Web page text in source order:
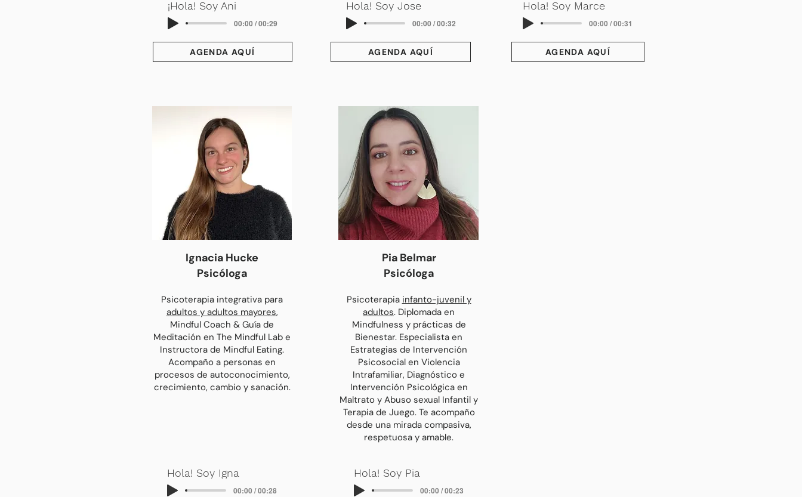
¡Hola! Soy Ani
00:00 / 00:29
AGENDA AQUÍ
Ignacia Hucke
Psicóloga
Psicoterapia integrativa para
adultos y adultos mayores,
Mindful Coach & Guía de
Meditación en The Mindful Lab e
Instructora de Mindful Eating.
Acompaño a personas en
procesos de autoconocimiento,
crecimiento, cambio y sanación.
Hola! Soy Igna
00:00 / 00:28
Hola! Soy Jose
00:00 / 00:32
AGENDA AQUÍ
Hola! Soy Marce
00:00 / 00:31
AGENDA AQUÍ
Pia Belmar
Psicóloga
Psicoterapia infanto-juvenil y
adultos. Diplomada en
Mindfulness y prácticas de
Bienestar. Especialista en
Estrategias de Intervención
Psicosocial en Violencia
Intrafamiliar, Diagnóstico e
Intervención Psicológica en
Maltrato y Abuso sexual Infantil y
Terapia de Juego. Te acompaño
desde una mirada compasiva,
respetuosa y amable.
Hola! Soy Pia
00:00 / 00:23